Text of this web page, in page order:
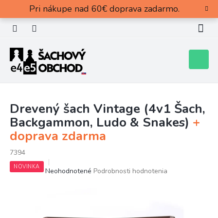
obsah
Pri nákupe nad 60€ doprava zadarmo.
košík
Drevený šach Vintage (4v1 Šach,
Backgammon, Ludo & Snakes) +
doprava zdarma
7394
NOVINKA
Priemerné
Neohodnotené Podrobnosti hodnotenia